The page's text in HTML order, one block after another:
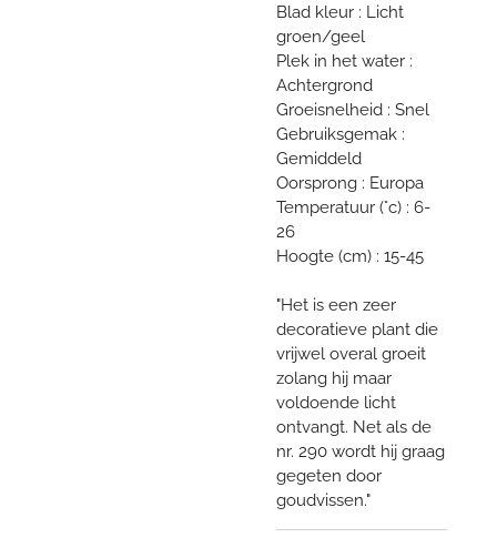
Blad kleur : Licht
groen/geel
Plek in het water :
Achtergrond
Groeisnelheid : Snel
Gebruiksgemak :
Gemiddeld
Oorsprong : Europa
Temperatuur (°c) : 6-
26
Hoogte (cm) : 15-45
"Het is een zeer
decoratieve plant die
vrijwel overal groeit
zolang hij maar
voldoende licht
ontvangt. Net als de
nr. 290 wordt hij graag
gegeten door
goudvissen."